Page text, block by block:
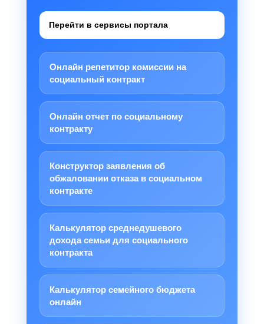
Перейти в сервисы портала
Онлайн репетитор комиссии на
социальный контракт
Онлайн отчет по социальному
контракту
Конструктор заявления об
обжаловании отказа в социальном
контракте
Калькулятор среднедушевого
дохода семьи для социального
контракта
Калькулятор семейного бюджета
онлайн